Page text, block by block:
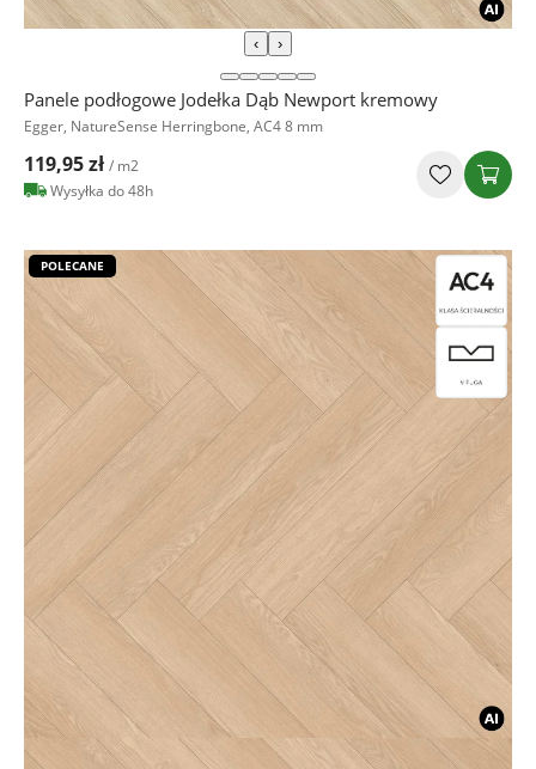
‹ ›
Panele podłogowe Jodełka Dąb Newport kremowy
Egger, NatureSense Herringbone, AC4 8 mm
119,95 zł / m2
Wysyłka do 48h
POLECANE